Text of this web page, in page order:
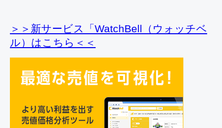
＞＞新サービス「WatchBell（ウォッチベ
ル）はこちら＜＜